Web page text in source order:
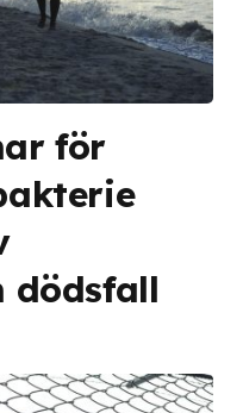
för
dödsfall